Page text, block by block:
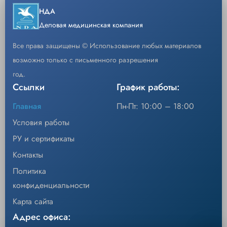
Набор сменных переходников для
различных конфигураций неонатальных
контуров.
Назначение: Для подключения
совместимых одноразовых небулайзерных
модулей SOLO к дыхательным контурам
аппаратов ИВЛ у новорожденных и детей.
Диаметр основного адаптера:
Оптимизирован под педиатрические
магистрали 15 мм.
Принцип работы: Адаптер врезается в
дыхательный контур, а выбранный
переходник обеспечивает точное и
герметичное соединение с небулайзером.
Совместимость: Предназначен для работы
Кол-во
Скачать каталог
НДА
Деловая медицинская компания
Все права защищены © Использование любых материалов
возможно только с письменного разрешения
год.
Ссылки
Главная
Условия работы
РУ и сертификаты
Контакты
Политика
конфиденциальности
Карта сайта
График работы:
Пн-Пт: 10:00 – 18:00
Адрес офиса: